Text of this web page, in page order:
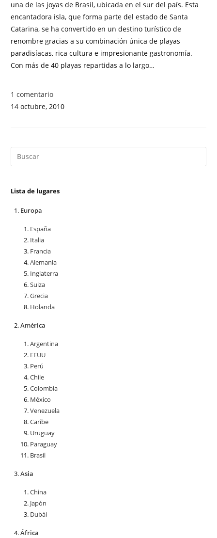
una de las joyas de Brasil, ubicada en el sur del país. Esta
encantadora isla, que forma parte del estado de Santa
Catarina, se ha convertido en un destino turístico de
renombre gracias a su combinación única de playas
paradisíacas, rica cultura e impresionante gastronomía.
Con más de 40 playas repartidas a lo largo…
1 comentario
14 octubre, 2010
Lista de lugares
Europa
España
Italia
Francia
Alemania
Inglaterra
Suiza
Grecia
Holanda
América
Argentina
EEUU
Perú
Chile
Colombia
México
Venezuela
Caribe
Uruguay
Paraguay
Brasil
Asia
China
Japón
Dubái
África